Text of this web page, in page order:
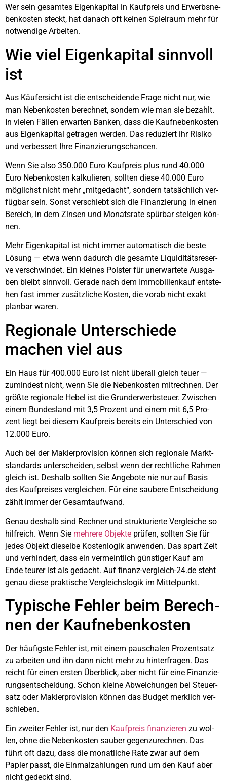
Wer sein gesam­tes Eigen­ka­pi­tal in Kauf­preis und Erwerbs­ne­
ben­kos­ten steckt, hat danach oft kei­nen Spiel­raum mehr für
not­wen­di­ge Arbei­ten.
Wie viel Eigen­ka­pi­tal sinn­voll
ist
Aus Käu­fer­sicht ist die ent­schei­den­de Fra­ge nicht nur, wie
man Neben­kos­ten berech­net, son­dern wie man sie bezahlt.
In vie­len Fäl­len erwar­ten Ban­ken, dass die Kauf­ne­ben­kos­ten
aus Eigen­ka­pi­tal getra­gen wer­den. Das redu­ziert ihr Risi­ko
und ver­bes­sert Ihre Finan­zie­rungs­chan­cen.
Wenn Sie also 350.000 Euro Kauf­preis plus rund 40.000
Euro Neben­kos­ten kal­ku­lie­ren, soll­ten die­se 40.000 Euro
mög­lichst nicht mehr „mit­ge­dacht“, son­dern tat­säch­lich ver­
füg­bar sein. Sonst ver­schiebt sich die Finan­zie­rung in einen
Bereich, in dem Zin­sen und Monats­ra­te spür­bar stei­gen kön­
nen.
Mehr Eigen­ka­pi­tal ist nicht immer auto­ma­tisch die bes­te
Lösung — etwa wenn dadurch die gesam­te Liqui­di­täts­re­ser­
ve ver­schwin­det. Ein klei­nes Pols­ter für uner­war­te­te Aus­ga­
ben bleibt sinn­voll. Gera­de nach dem Immo­bi­li­en­kauf ent­ste­
hen fast immer zusätz­li­che Kos­ten, die vor­ab nicht exakt
plan­bar waren.
Regio­na­le Unter­schie­de
machen viel aus
Ein Haus für 400.000 Euro ist nicht über­all gleich teu­er —
zumin­dest nicht, wenn Sie die Neben­kos­ten mit­rech­nen. Der
größ­te regio­na­le Hebel ist die Grund­er­werb­steu­er. Zwi­schen
einem Bun­des­land mit 3,5 Pro­zent und einem mit 6,5 Pro­
zent liegt bei die­sem Kauf­preis bereits ein Unter­schied von
12.000 Euro.
Auch bei der Mak­ler­pro­vi­si­on kön­nen sich regio­na­le Markt­
stan­dards unter­schei­den, selbst wenn der recht­li­che Rah­men
gleich ist. Des­halb soll­ten Sie Ange­bo­te nie nur auf Basis
des Kauf­prei­ses ver­glei­chen. Für eine sau­be­re Ent­schei­dung
zählt immer der Gesamt­auf­wand.
Genau des­halb sind Rech­ner und struk­tu­rier­te Ver­glei­che so
hilf­reich. Wenn Sie meh­re­re Objek­te prü­fen, soll­ten Sie für
jedes Objekt die­sel­be Kos­ten­lo­gik anwen­den. Das spart Zeit
und ver­hin­dert, dass ein ver­meint­lich güns­ti­ger Kauf am
Ende teu­rer ist als gedacht. Auf finanz-vergleich-24.de steht
genau die­se prak­ti­sche Ver­gleichs­lo­gik im Mit­tel­punkt.
Typi­sche Feh­ler beim Berech­
nen der Kauf­ne­ben­kos­ten
Der häu­figs­te Feh­ler ist, mit einem pau­scha­len Pro­zent­satz
zu arbei­ten und ihn dann nicht mehr zu hin­ter­fra­gen. Das
reicht für einen ers­ten Über­blick, aber nicht für eine Finan­zie­
rungs­ent­schei­dung. Schon klei­ne Abwei­chun­gen bei Steu­er­
satz oder Mak­ler­pro­vi­si­on kön­nen das Bud­get merk­lich ver­
schie­ben.
Ein zwei­ter Feh­ler ist, nur den Kauf­preis finan­zie­ren zu wol­
len, ohne die Neben­kos­ten sau­ber gegen­zu­rech­nen. Das
führt oft dazu, dass die monat­li­che Rate zwar auf dem
Papier passt, die Ein­mal­zah­lun­gen rund um den Kauf aber
nicht gedeckt sind.